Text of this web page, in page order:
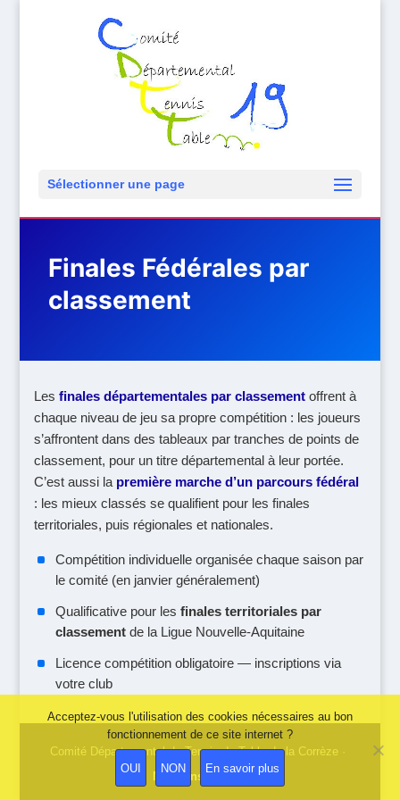
Sélectionner une page
Finales Fédérales par
classement
Lesfinales départementales par classement offrent à
chaque niveau de jeu sa propre compétition : les joueurs
s’affrontent dans des tableaux par tranches de points de
classement, pour un titre départemental à leur portée.
C’est aussi la première marche d’un parcours fédéral
: les mieux classés se qualifient pour les finales
territoriales, puis régionales et nationales.
Compétition individuelle organisée chaque saison par
le comité (en janvier généralement)
Qualificative pour lesfinales territoriales par
classement de la Ligue Nouvelle-Aquitaine
Licence compétition obligatoire — inscriptions via
votre club
Mentions légales
Acceptez-vous l'utilisation des cookies nécessaires au bon
fonctionnement de ce site internet ?
OUI NON En savoir plus